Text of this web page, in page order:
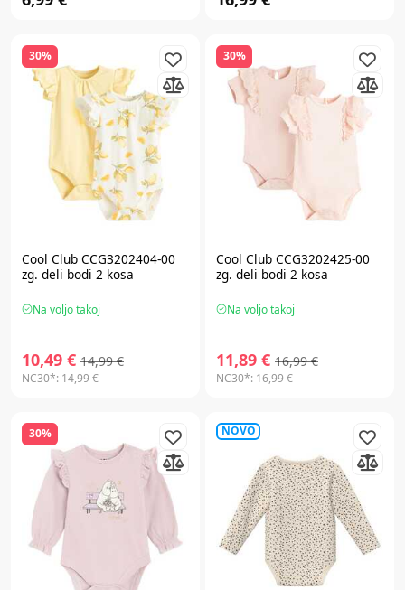
30%
Cool Club CCG3202404-00
zg. deli bodi 2 kosa
Na voljo takoj
10,49 € 14,99 €
NC30*: 14,99 €
30%
Cool Club CCG3202425-00
zg. deli bodi 2 kosa
Na voljo takoj
11,89 € 16,99 €
NC30*: 16,99 €
30% NOVO